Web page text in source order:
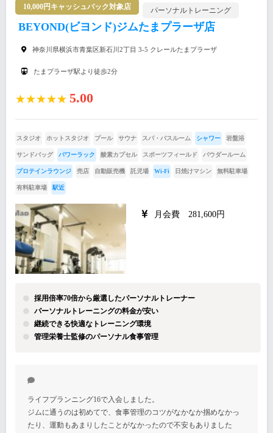
10,000円キャッシュバック対象店 パーソナルトレーニング
BEYOND(ビヨンド)ジムたまプラーザ店
神奈川県横浜市⻘葉区新石川2丁目 3-5 クレールたまプラーザ
たまプラーザ駅より徒歩2分
★★★★★ 5.00
スタジオ ホットスタジオ プール サウナ スパ・バスルーム シャワー 岩盤浴
サンドバッグ パワーラック 酸素カプセル スポーツフィールド パウダールーム
プロテインラウンジ 売店 自動販売機 託児場 Wi-Fi 日焼けマシン 無料駐車場
有料駐車場 駅近
月会費 281,600円
採用倍率70倍から厳選したパーソナルトレーナー
パーソナルトレーニングの料金が安い
継続できる快適なトレーニング環境
管理栄養士監修のパーソナル食事管理
ライフプランニング16で入会しました。
ジムに通うのは初めてで、食事管理のコツがなかなか掴めなかっ
たり、運動もあまりしたことがなかったので不安もありました